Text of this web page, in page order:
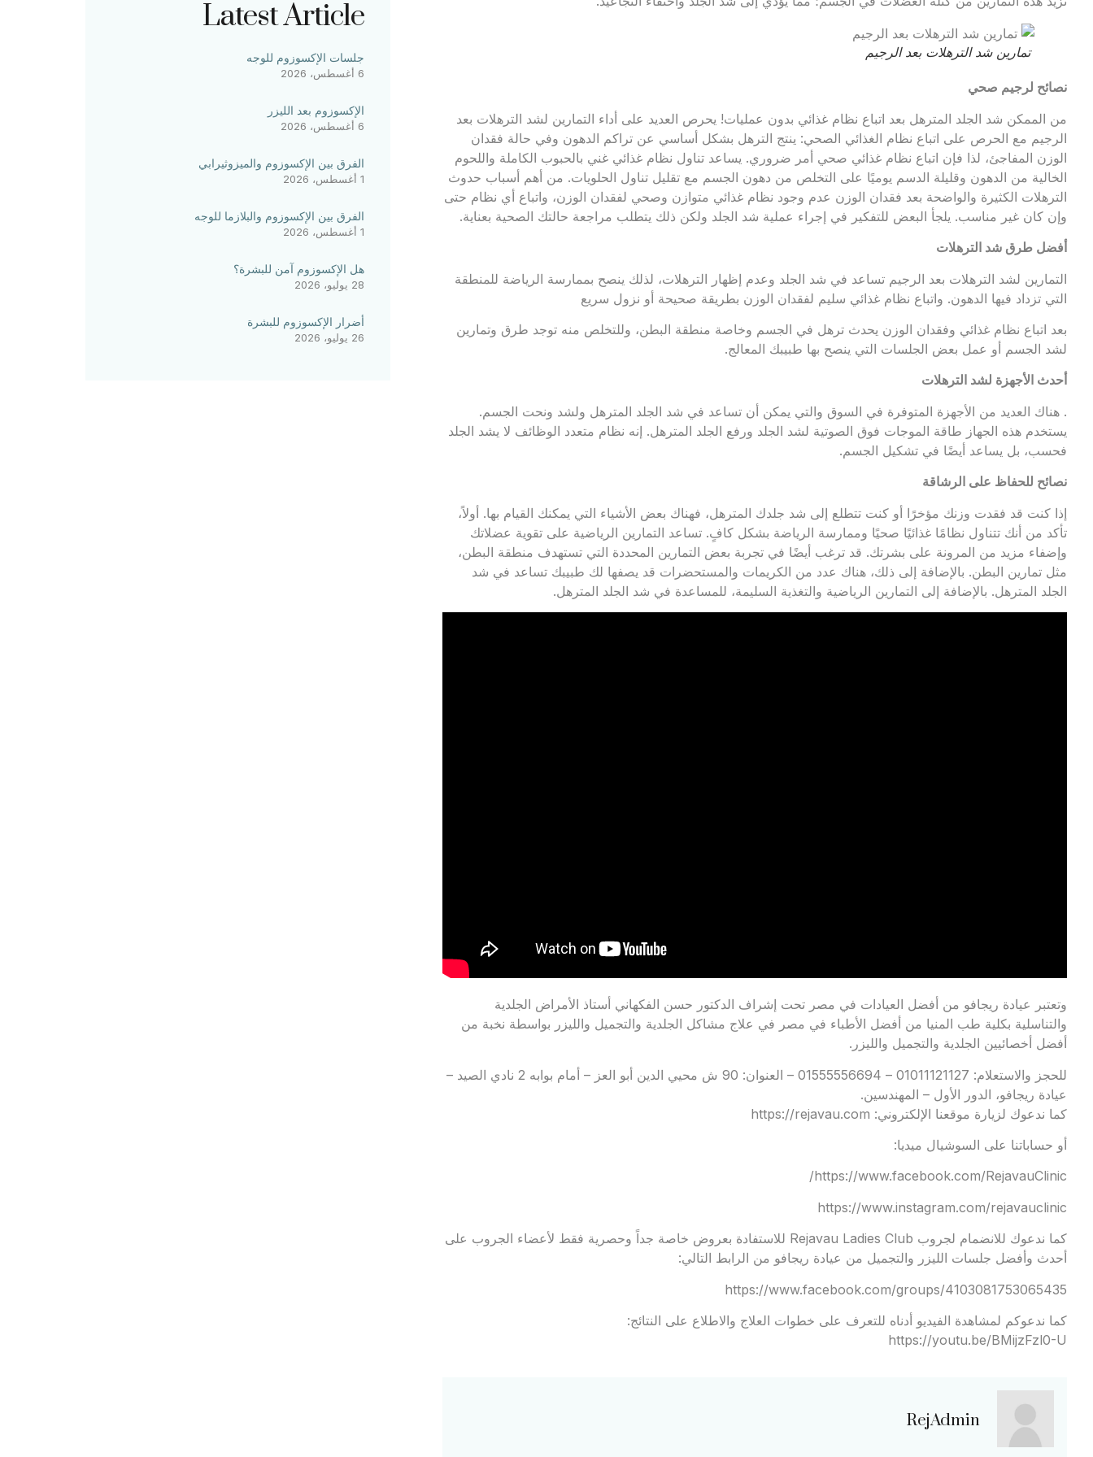
تمارين شد الترهلات بعد الرجيم
نصائح لرجيم صحي
من الممكن شد الجلد المترهل بعد اتباع نظام غذائي بدون عمليات! يحرص العديد على أداء التمارين لشد الترهلات بعد
الرجيم مع الحرص على اتباع نظام الغذائي الصحي: ينتج الترهل بشكل أساسي عن تراكم الدهون وفي حالة فقدان
الوزن المفاجئ، لذا فإن اتباع نظام غذائي صحي أمر ضروري. يساعد تناول نظام غذائي غني بالحبوب الكاملة واللحوم
الخالية من الدهون وقليلة الدسم يوميًا على التخلص من دهون الجسم مع تقليل تناول الحلويات. من أهم أسباب حدوث
الترهلات الكثيرة والواضحة بعد فقدان الوزن عدم وجود نظام غذائي متوازن وصحي لفقدان الوزن، واتباع أي نظام حتى
وإن كان غير مناسب. يلجأ البعض للتفكير في إجراء عملية شد الجلد ولكن ذلك يتطلب مراجعة حالتك الصحية بعناية.
أفضل طرق شد الترهلات
التمارين لشد الترهلات بعد الرجيم تساعد في شد الجلد وعدم إظهار الترهلات، لذلك ينصح بممارسة الرياضة للمنطقة
التي تزداد فيها الدهون. واتباع نظام غذائي سليم لفقدان الوزن بطريقة صحيحة أو نزول سريع
بعد اتباع نظام غذائي وفقدان الوزن يحدث ترهل في الجسم وخاصة منطقة البطن، وللتخلص منه توجد طرق وتمارين
لشد الجسم أو عمل بعض الجلسات التي ينصح بها طبيبك المعالج.
أحدث الأجهزة لشد الترهلات
. هناك العديد من الأجهزة المتوفرة في السوق والتي يمكن أن تساعد في شد الجلد المترهل ولشد ونحت الجسم.
يستخدم هذه الجهاز طاقة الموجات فوق الصوتية لشد الجلد ورفع الجلد المترهل. إنه نظام متعدد الوظائف لا يشد الجلد
فحسب، بل يساعد أيضًا في تشكيل الجسم.
نصائح للحفاظ على الرشاقة
إذا كنت قد فقدت وزنك مؤخرًا أو كنت تتطلع إلى شد جلدك المترهل، فهناك بعض الأشياء التي يمكنك القيام بها. أولاً،
تأكد من أنك تتناول نظامًا غذائيًا صحيًا وممارسة الرياضة بشكل كافٍ. تساعد التمارين الرياضية على تقوية عضلاتك
وإضفاء مزيد من المرونة على بشرتك. قد ترغب أيضًا في تجربة بعض التمارين المحددة التي تستهدف منطقة البطن،
مثل تمارين البطن. بالإضافة إلى ذلك، هناك عدد من الكريمات والمستحضرات قد يصفها لك طبيبك تساعد في شد
الجلد المترهل. بالإضافة إلى التمارين الرياضية والتغذية السليمة، للمساعدة في شد الجلد المترهل.
وتعتبر عيادة ريجافو من أفضل العيادات في مصر تحت إشراف الدكتور حسن الفكهاني أستاذ الأمراض الجلدية
والتناسلية بكلية طب المنيا من أفضل الأطباء في مصر في علاج مشاكل الجلدية والتجميل والليزر بواسطة نخبة من
أفضل أخصائيين الجلدية والتجميل والليزر.
للحجز والاستعلام: 01011121127 – 01555556694 – العنوان: 90 ش محيي الدين أبو العز – أمام بوابه 2 نادي الصيد –
عيادة ريجافو، الدور الأول – المهندسين.
كما ندعوك لزيارة موقعنا الإلكتروني: https://rejavau.com
أو حساباتنا على السوشيال ميديا:
https://www.facebook.com/RejavauClinic/
https://www.instagram.com/rejavauclinic
كما ندعوك للانضمام لجروب Rejavau Ladies Club للاستفادة بعروض خاصة جداً وحصرية فقط لأعضاء الجروب على
أحدث وأفضل جلسات الليزر والتجميل من عيادة ريجافو من الرابط التالي:
https://www.facebook.com/groups/4103081753065435
كما ندعوكم لمشاهدة الفيديو أدناه للتعرف على خطوات العلاج والاطلاع على النتائج:
https://youtu.be/BMijzFzl0-U
RejAdmin
Latest Article
جلسات الإكسوزوم للوجه
6 أغسطس، 2026
الإكسوزوم بعد الليزر
6 أغسطس، 2026
الفرق بين الإكسوزوم والميزوثيرابي
1 أغسطس، 2026
الفرق بين الإكسوزوم والبلازما للوجه
1 أغسطس، 2026
هل الإكسوزوم آمن للبشرة؟
28 يوليو، 2026
أضرار الإكسوزوم للبشرة
26 يوليو، 2026